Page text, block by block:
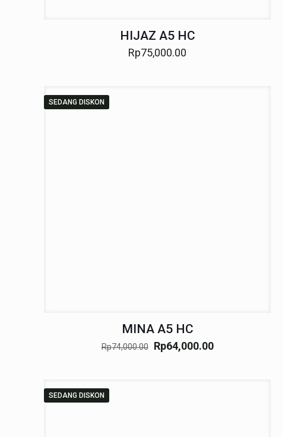
HIJAZ A5 HC
Rp75,000.00
SEDANG DISKON
MINA A5 HC
Rp74,000.00 Rp64,000.00
SEDANG DISKON